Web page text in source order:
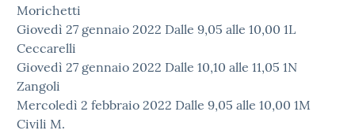
Morichetti
Giovedì 27 gennaio 2022 Dalle 9,05 alle 10,00 1L
Ceccarelli
Giovedì 27 gennaio 2022 Dalle 10,10 alle 11,05 1N
Zangoli
Mercoledì 2 febbraio 2022 Dalle 9,05 alle 10,00 1M
Civili M.